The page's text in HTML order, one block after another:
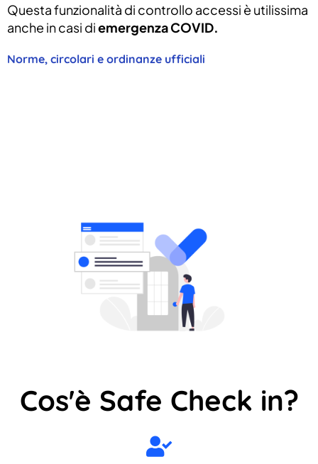
Questa funzionalità di controllo accessi è utilissima
anche in casi diemergenza COVID.
Norme, circolari e ordinanze ufficiali
Cos'è Safe Check in?